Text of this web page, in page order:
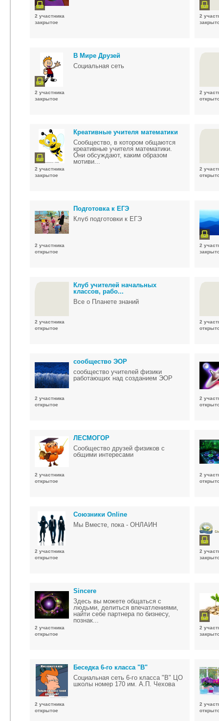
2 участника
закрытое
2
2 участника
закрытое
В Мире Друзей
Социальная сеть
2
2 участника
закрытое
Креативные учителя математики
Сообщество, в котором общаются
креативные учителя математики.
Они обсуждают, каким образом
мотиви...
2
2 участника
открытое
Подготовка к ЕГЭ
Клуб подготовки к ЕГЭ
2
2 участника
открытое
Клуб учителей начальных
классов, рабо...
Все о Планете знаний
2
2 участника
открытое
сообщество ЭОР
сообщество учителей физики
работающих над созданием ЭОР
2
2 участника
открытое
ЛЕСМОГОР
Сообщество друзей физиков с
общими интересами
2
2 участника
открытое
Союзники Online
Мы Вместе, пока - ОНЛАЙН
2
2 участника
открытое
Sincere
Здесь вы можете общаться с
людьми, делиться впечатлениями,
найти себе партнера по бизнесу,
познак...
2
2 участника
открытое
Беседка 6-го класса "В"
Социальная сеть 6-го класса "В" ЦО
школы номер 170 им. А.П. Чехова
2